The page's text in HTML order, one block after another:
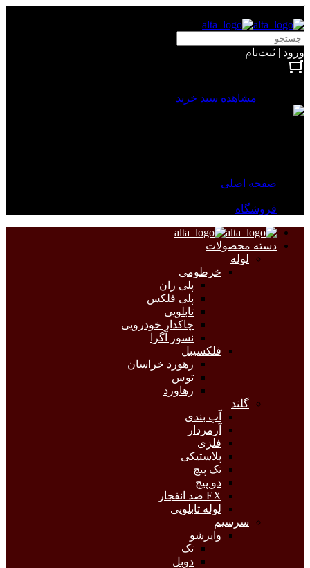
ورود | ثبت‌نام
مشاهده سبد خرید
صفحه اصلی
فروشگاه
دسته محصولات
لوله
خرطومی
پلی ران
پلی فلکس
تابلویی
چاکدار خودرویی
نسوز آگرا
فلکسیبل
رهورد خراسان
توس
رهاورد
گلند
آب بندی
آرمردار
فلزی
پلاستیکی
تک پیچ
دو پیچ
EX ضد انفجار
لوله تابلویی
سرسیم
وایرشو
تک
دوبل